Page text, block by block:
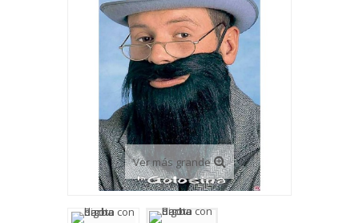
PELUCAS, GORROS, CARETAS
Ver más grande